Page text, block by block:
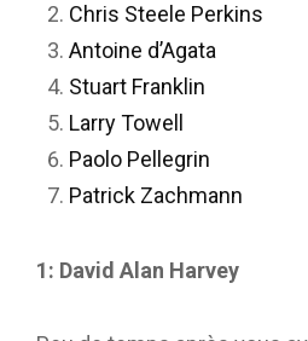
Chris Steele Perkins
Antoine d’Agata
Stuart Franklin
Larry Towell
Paolo Pellegrin
Patrick Zachmann
1: David Alan Harvey